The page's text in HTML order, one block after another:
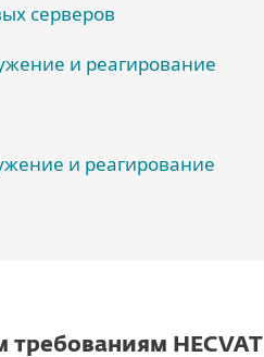
серверов
и реагирование
и реагирование
требованиям HECVAT